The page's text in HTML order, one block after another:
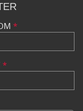
*
*